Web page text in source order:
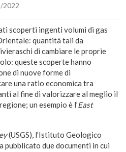
2022
scoperti ingenti volumi di gas
quantità tali da
di cambiare le proprie
queste scoperte hanno
di nuove forme di
una ratio economica tra
al fine di valorizzare al meglio il
un esempio è l’East
(USGS), l’Istituto Geologico
pubblicato due documenti in cui